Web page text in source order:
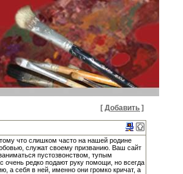
[ Добавить ]
что слишком часто на нашей родине
служат своему призванию. Ваш сайт
пустозвонством, тупым
очень редко подают руку помощи, но всегда
а себя в ней, именно они громко кричат, а